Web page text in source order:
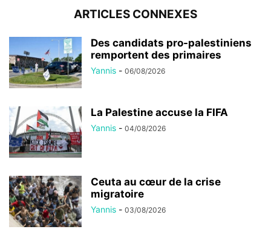
ARTICLES CONNEXES
Des candidats pro-palestiniens
remportent des primaires
Yannis - 06/08/2026
La Palestine accuse la FIFA
Yannis - 04/08/2026
Ceuta au cœur de la crise
migratoire
Yannis - 03/08/2026